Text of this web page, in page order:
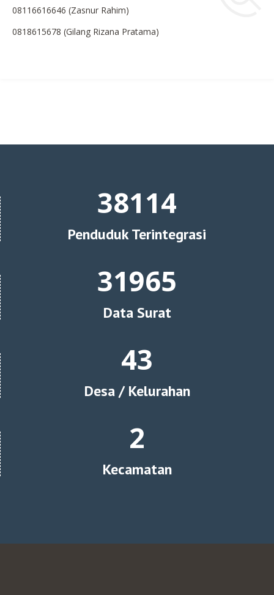
08116616646 (Zasnur Rahim)
0818615678 (Gilang Rizana Pratama)
41909
Penduduk Terintegrasi
35148
Data Surat
47
Desa / Kelurahan
2
Kecamatan